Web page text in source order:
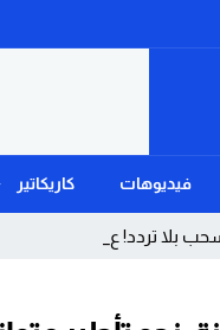
فيديوهات كاريكاتير
بلا تردد! عندما يهزم ال_